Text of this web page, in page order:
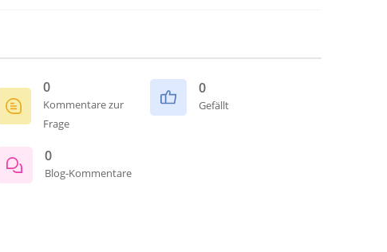
0
Kommentare zur
Frage
0
Gefällt
0
Blog-Kommentare